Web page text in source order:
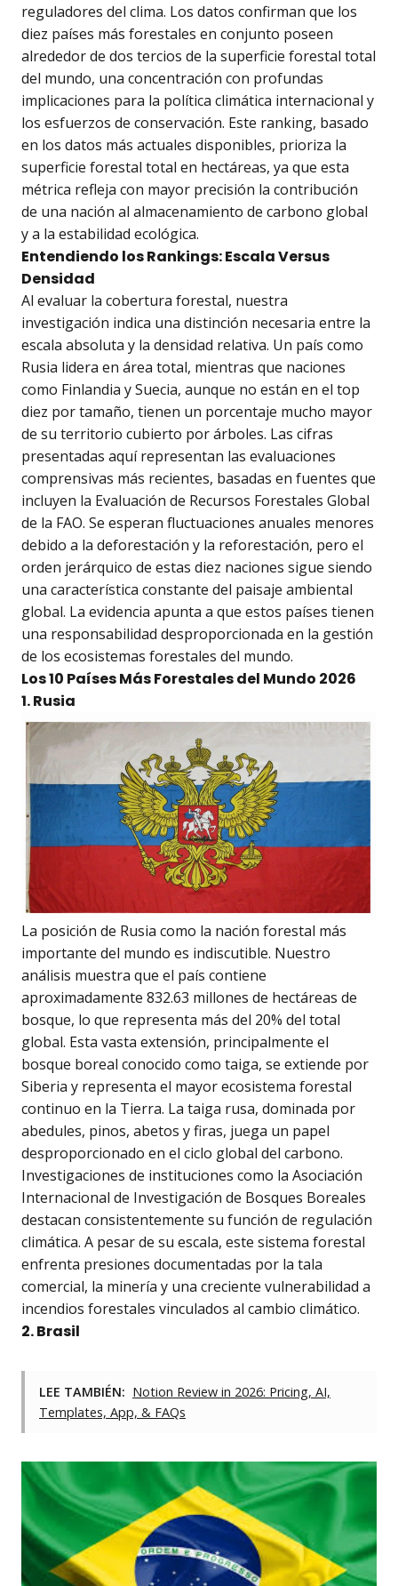
reguladores del clima. Los datos confirman que los
diez países más forestales en conjunto poseen
alrededor de dos tercios de la superficie forestal total
del mundo, una concentración con profundas
implicaciones para la política climática internacional y
los esfuerzos de conservación. Este ranking, basado
en los datos más actuales disponibles, prioriza la
superficie forestal total en hectáreas, ya que esta
métrica refleja con mayor precisión la contribución
de una nación al almacenamiento de carbono global
y a la estabilidad ecológica.
Entendiendo los Rankings: Escala Versus
Densidad
Al evaluar la cobertura forestal, nuestra
investigación indica una distinción necesaria entre la
escala absoluta y la densidad relativa. Un país como
Rusia lidera en área total, mientras que naciones
como Finlandia y Suecia, aunque no están en el top
diez por tamaño, tienen un porcentaje mucho mayor
de su territorio cubierto por árboles. Las cifras
presentadas aquí representan las evaluaciones
comprensivas más recientes, basadas en fuentes que
incluyen la Evaluación de Recursos Forestales Global
de la FAO. Se esperan fluctuaciones anuales menores
debido a la deforestación y la reforestación, pero el
orden jerárquico de estas diez naciones sigue siendo
una característica constante del paisaje ambiental
global. La evidencia apunta a que estos países tienen
una responsabilidad desproporcionada en la gestión
de los ecosistemas forestales del mundo.
Los 10 Países Más Forestales del Mundo 2026
1. Rusia
La posición de Rusia como la nación forestal más
importante del mundo es indiscutible. Nuestro
análisis muestra que el país contiene
aproximadamente 832.63 millones de hectáreas de
bosque, lo que representa más del 20% del total
global. Esta vasta extensión, principalmente el
bosque boreal conocido como taiga, se extiende por
Siberia y representa el mayor ecosistema forestal
continuo en la Tierra. La taiga rusa, dominada por
abedules, pinos, abetos y firas, juega un papel
desproporcionado en el ciclo global del carbono.
Investigaciones de instituciones como la Asociación
Internacional de Investigación de Bosques Boreales
destacan consistentemente su función de regulación
climática. A pesar de su escala, este sistema forestal
enfrenta presiones documentadas por la tala
comercial, la minería y una creciente vulnerabilidad a
incendios forestales vinculados al cambio climático.
2. Brasil
LEE TAMBIÉN: Notion Review in 2026: Pricing, AI,
Templates, App, & FAQs